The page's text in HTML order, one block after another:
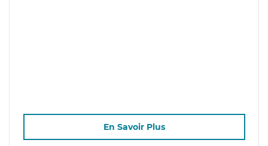
En Savoir Plus